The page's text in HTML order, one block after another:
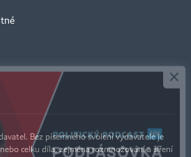
Bez písemného svolení vydavatele je
celku díla, zejména rozmnožování a šíření